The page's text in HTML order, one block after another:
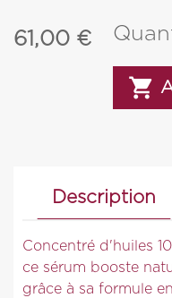
61,00 €

Description
Concentré d'huiles
ce sérum booste
grâce à sa formule